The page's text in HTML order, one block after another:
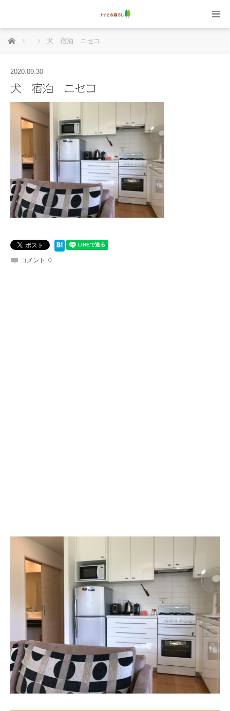
ホーム 犬 宿泊 ニセコ
2020.09.30
犬 宿泊 ニセコ
コメント: 0